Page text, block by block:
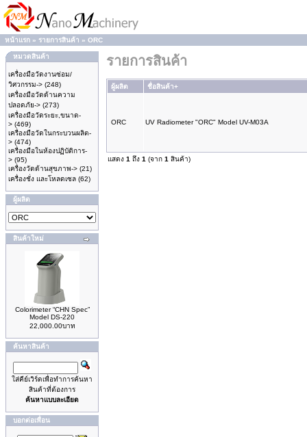
หน้าแรก » รายการสินค้า » ORC
หมวดสินค้า
เครื่องมือวัดงานซ่อม/
วิศวกรรม-> (248)
เครื่องมือวัดด้านความ
ปลอดภัย-> (273)
เครื่องมือวัดระยะ,ขนาด-
> (469)
เครื่องมือวัดในกระบวนผลิต-
> (474)
เครื่องมือในห้องปฏิบัติการ-
> (95)
เครื่องวัดด้านสุขภาพ-> (21)
เครื่องชั่ง และโหลดเซล (62)
ผู้ผลิต
สินค้าใหม่
Colorimeter “CHN Spec”
Model DS-220
22,000.00บาท
ค้นหาสินค้า
ใส่คีย์เวิร์ดเพื่อทำการค้นหา
สินค้าที่ต้องการ
ค้นหาแบบละเอียด
บอกต่อเพื่อน
รายการสินค้า
ผู้ผลิต ชื่อสินค้า+
ORC UV Radiometer "ORC" Model UV-M03A
แสดง 1 ถึง 1 (จาก 1 สินค้า)